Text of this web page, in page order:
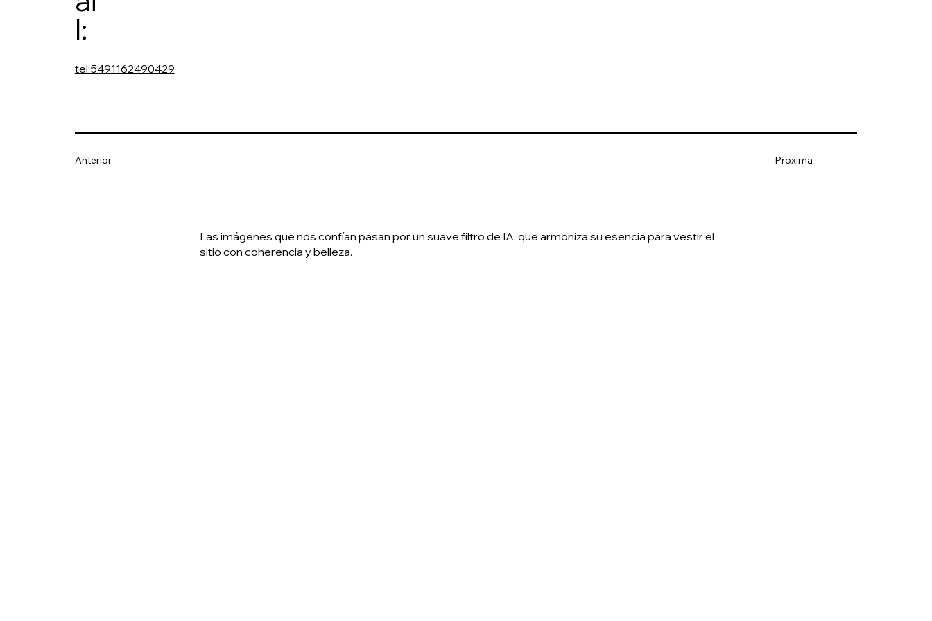
Anterior Proxima
l:
tel:5491162490429
Las imágenes que nos confían pasan por un suave filtro de IA, que armoniza su esencia para vestir el
sitio con coherencia y belleza.